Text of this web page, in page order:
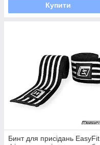
Купити
Бинт для присідань EasyFit